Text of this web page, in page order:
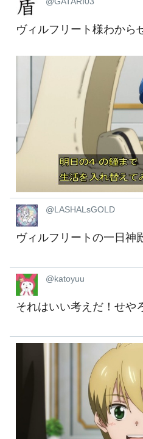
ヴィルフリート様わから
@LASHALsGOLD
ヴィルフリートの一日神
@katoyuu
それはいい考えだ！せや